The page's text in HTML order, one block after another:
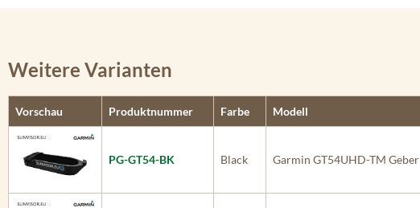
Weitere Varianten
Vorschau Produktnummer Farbe Modell
PG-GT54-BK Black Garmin GT54UHD-TM Geber